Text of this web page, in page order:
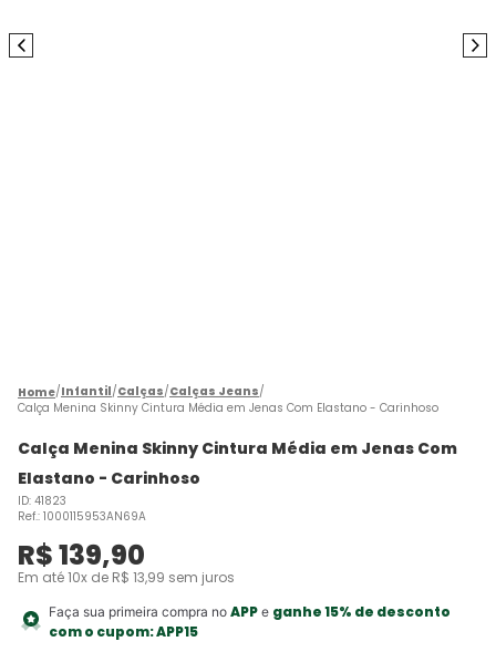
Infantil Calças Calças Jeans
Calça Menina Skinny Cintura Média em Jenas Com Elastano - Carinhoso
Calça Menina Skinny Cintura Média em Jenas Com
Elastano - Carinhoso
ID: 41823
Ref.: 1000115953AN69A
R$139,90
Em até10x de R$ 13,99 sem juros
Faça sua primeira compra no APPe ganhe 15% de desconto
com o cupom:APP15